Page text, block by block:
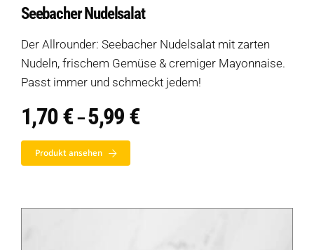
Seebacher Nudelsalat
Der Allrounder: Seebacher Nudelsalat mit zarten
Nudeln, frischem Gemüse & cremiger Mayonnaise.
Passt immer und schmeckt jedem!
1,70€ –5,99 €Preisspanne:
1,70 €
Produkt ansehen